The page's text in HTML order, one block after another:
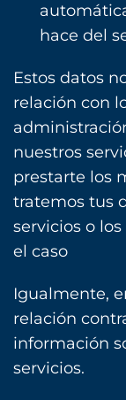
hace del
Estos datos
relación con
nuestros
prestarte los
tratemos tus
servicios o
el caso
Igualmente,
relación
información
servicios.